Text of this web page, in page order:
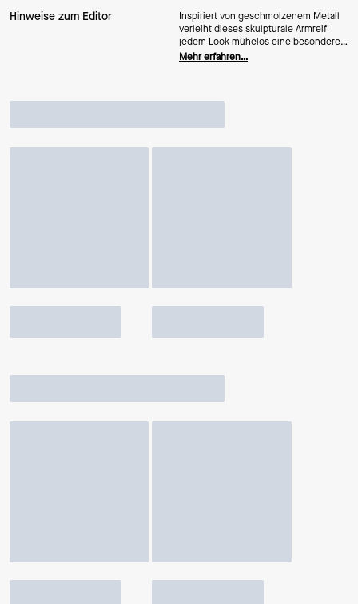
Hinweise zum Editor
Inspiriert von geschmolzenem Metall
verleiht dieses skulpturale Armreif
jedem Look mühelos eine besondere
Note.
Mehr erfahren…